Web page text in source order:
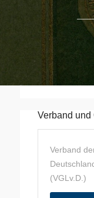
Links zur
Verband und
Verband
(VGLv.D.)